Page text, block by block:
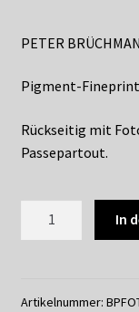
Suchservice
Versandkosten /
PETER
Pigment-Fineprint,
Rückseitig mit
Passepartout.
DOMENICA
In
Artikelnummer: